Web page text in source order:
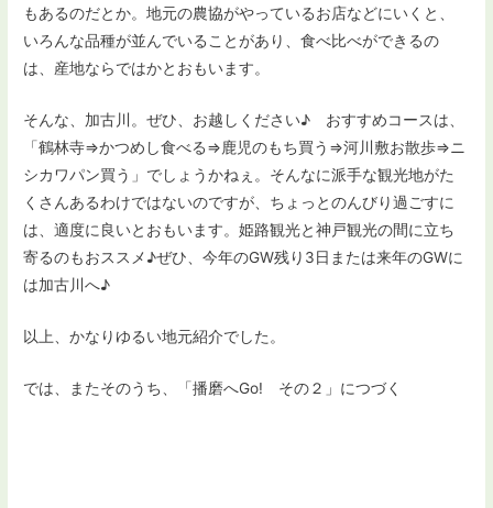
もあるのだとか。地元の農協がやっているお店などにいくと、
いろんな品種が並んでいることがあり、食べ比べができるの
は、産地ならではかとおもいます。
そんな、加古川。ぜひ、お越しください♪ おすすめコースは、
「鶴林寺⇒かつめし食べる⇒鹿児のもち買う⇒河川敷お散歩⇒ニ
シカワパン買う」でしょうかねぇ。そんなに派手な観光地がた
くさんあるわけではないのですが、ちょっとのんびり過ごすに
は、適度に良いとおもいます。姫路観光と神戸観光の間に立ち
寄るのもおススメ♪ぜひ、今年のGW残り3日または来年のGWに
は加古川へ♪
以上、かなりゆるい地元紹介でした。
では、またそのうち、「播磨へGo! その２」につづく